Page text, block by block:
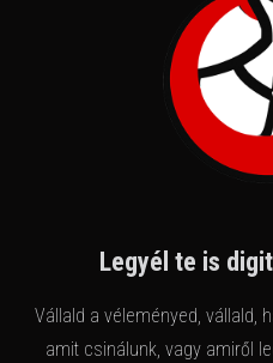
Legyél te is
Vállald a véleményed, vállald,
amit csinálunk, vagy amiről